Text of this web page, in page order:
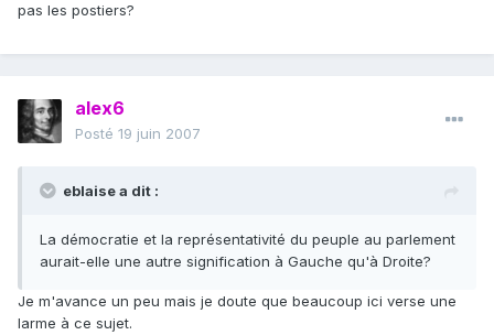
pas les postiers?
alex6
Posté 19 juin 2007
eblaise a dit :
La démocratie et la représentativité du peuple au parlement
aurait-elle une autre signification à Gauche qu'à Droite?
Je m'avance un peu mais je doute que beaucoup ici verse une
larme à ce sujet.